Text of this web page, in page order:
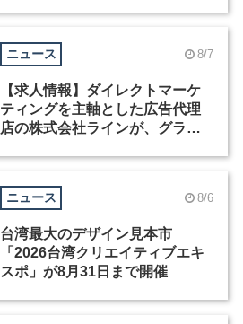
ニュース 8/7
【求人情報】ダイレクトマーケ
ティングを主軸とした広告代理
店の株式会社ラインが、グラフ
ニュース 8/6
台湾最大のデザイン見本市
「2026台湾クリエイティブエキ
スポ」が8月31日まで開催